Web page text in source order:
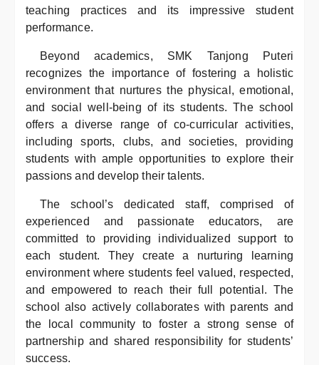
teaching practices and its impressive student
performance.
Beyond academics, SMK Tanjong Puteri
recognizes the importance of fostering a holistic
environment that nurtures the physical, emotional,
and social well-being of its students. The school
offers a diverse range of co-curricular activities,
including sports, clubs, and societies, providing
students with ample opportunities to explore their
passions and develop their talents.
The school’s dedicated staff, comprised of
experienced and passionate educators, are
committed to providing individualized support to
each student. They create a nurturing learning
environment where students feel valued, respected,
and empowered to reach their full potential. The
school also actively collaborates with parents and
the local community to foster a strong sense of
partnership and shared responsibility for students’
success.